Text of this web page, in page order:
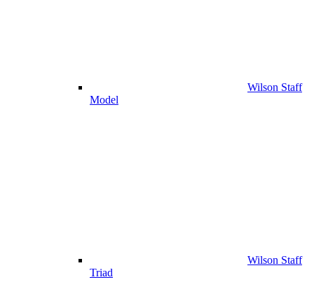
Wilson Staff
Model
Wilson Staff
Triad